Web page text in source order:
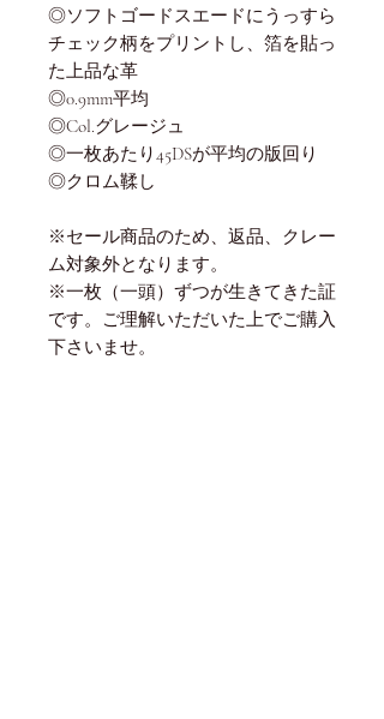
◎ソフトゴードスエードにうっすら
チェック柄をプリントし、箔を貼っ
た上品な革
◎0.9mm平均
◎Col.グレージュ
◎一枚あたり45DSが平均の版回り
◎クロム鞣し
※セール商品のため、返品、クレー
ム対象外となります。
※一枚（一頭）ずつが生きてきた証
です。ご理解いただいた上でご購入
下さいませ。